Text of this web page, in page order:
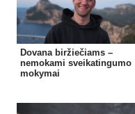
Dovana biržiečiams –
nemokami sveikatingumo
mokymai